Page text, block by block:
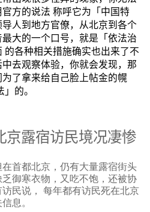
方的说法 称呼它为「中国特
人到地方官僚，从北京到各个
大的一个口号，就是「依法治
的各种相关措施确实也出来了不
去观察体验，你就会发现，那
了拿来给自己脸上帖金的幌
的。
京露宿访民境况凄惨
首都北京，仍有大量露宿街头
御寒衣物，又吃不饱，还被协
民说，
每年都有访民死在北京
息。